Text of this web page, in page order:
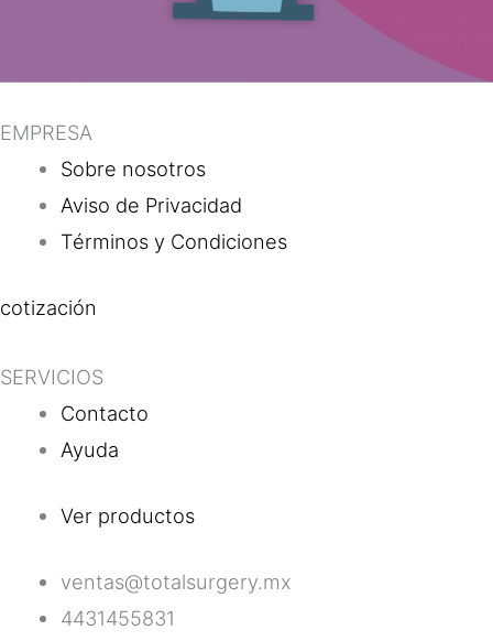
EMPRESA
Sobre nosotros
Aviso de Privacidad
Términos y Condiciones
cotización
SERVICIOS
Contacto
Ayuda
Ver productos
ventas@totalsurgery.mx
4431455831